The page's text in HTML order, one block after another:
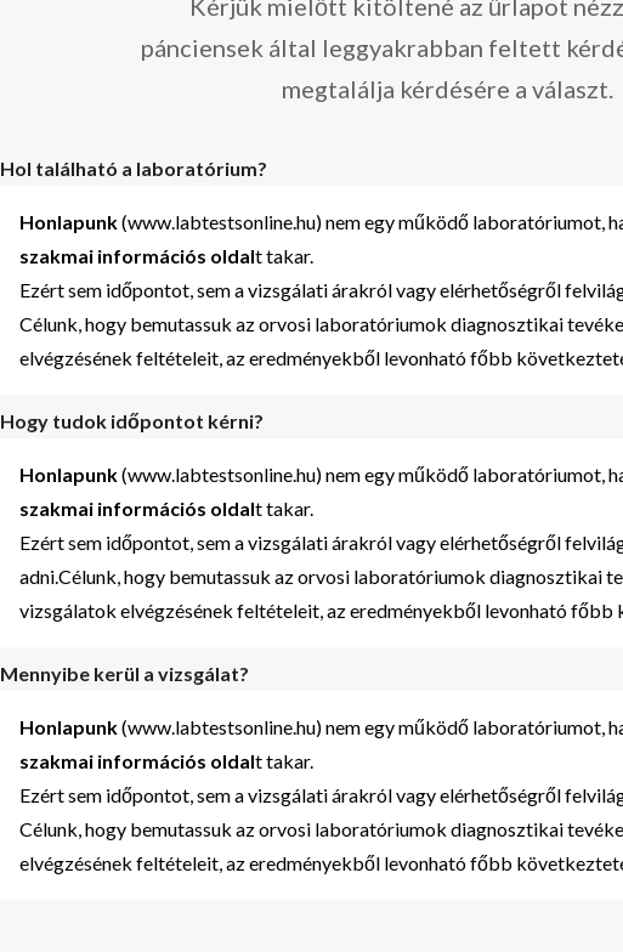
Kérjük mielőtt kitöltené az űrlapot
pánciensek által leggyakrabban feltett
megtalálja kérdésére a választ.
Hol található a laboratórium?
Honlapunk(www.labtestsonline.hu) nem egy működő laboratóriumot,
szakmai információs oldalt takar.
Ezért sem időpontot, sem a vizsgálati árakról vagy elérhetőségről
Célunk, hogy bemutassuk az orvosi laboratóriumok diagnosztikai
elvégzésének feltételeit, az eredményekből levonható főbb
Hogy tudok időpontot kérni?
Honlapunk(www.labtestsonline.hu) nem egy működő laboratóriumot,
szakmai információs oldalt takar.
Ezért sem időpontot, sem a vizsgálati árakról vagy elérhetőségről
adni.Célunk, hogy bemutassuk az orvosi laboratóriumok diagnosztikai
vizsgálatok elvégzésének feltételeit, az eredményekből levonható
Mennyibe kerül a vizsgálat?
Honlapunk(www.labtestsonline.hu) nem egy működő laboratóriumot,
szakmai információs oldalt takar.
Ezért sem időpontot, sem a vizsgálati árakról vagy elérhetőségről
Célunk, hogy bemutassuk az orvosi laboratóriumok diagnosztikai
elvégzésének feltételeit, az eredményekből levonható főbb